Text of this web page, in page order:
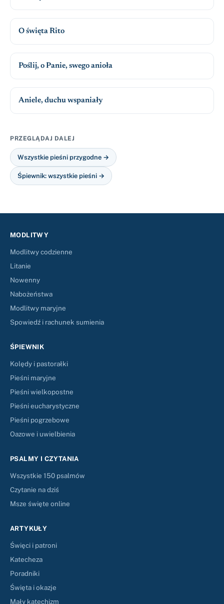
O święta Rito
Poślij, o Panie, swego anioła
Aniele, duchu wspaniały
PRZEGLĄDAJ DALEJ
Wszystkie pieśni przygodne →
Śpiewnik: wszystkie pieśni →
MODLITWY
Modlitwy codzienne
Litanie
Nowenny
Nabożeństwa
Modlitwy maryjne
Spowiedź i rachunek sumienia
ŚPIEWNIK
Kolędy i pastorałki
Pieśni maryjne
Pieśni wielkopostne
Pieśni eucharystyczne
Pieśni pogrzebowe
Oazowe i uwielbienia
PSALMY I CZYTANIA
Wszystkie 150 psalmów
Czytanie na dziś
Msze święte online
ARTYKUŁY
Święci i patroni
Katecheza
Poradniki
Święta i okazje
Mały katechizm